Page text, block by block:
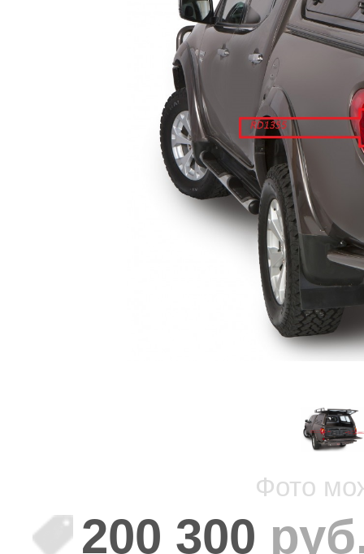
200 300
Фото